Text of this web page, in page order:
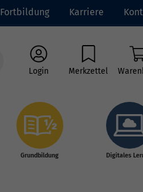
Fortbildung Karriere
Login Merkzettel
Grundbildung Digitales